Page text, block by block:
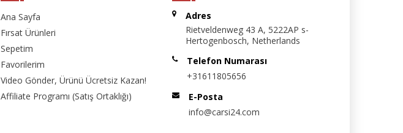
Ana Sayfa
Fırsat Ürünleri
Sepetim
Favorilerim
Video Gönder, Ürünü Ücretsiz Kazan!
Affiliate Programı (Satış Ortaklığı)
Adres
Rietveldenweg 43 A, 5222AP s-
Hertogenbosch, Netherlands
Telefon Numarası
+31611805656
E-Posta
info@carsi24.com